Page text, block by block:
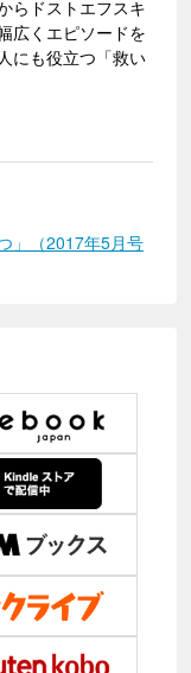
らドストエフスキ
広くエピソードを
にも役立つ「救い
」（2017年5月号